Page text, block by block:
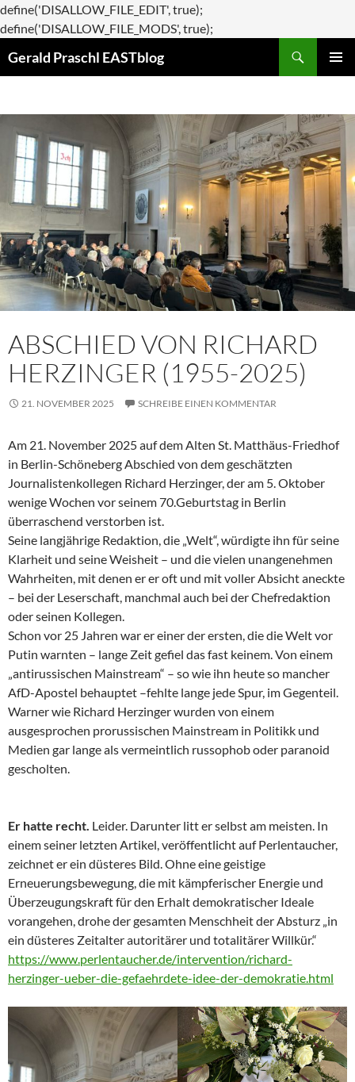
define('DISALLOW_FILE_EDIT', true);
define('DISALLOW_FILE_MODS', true);
Gerald Praschl EASTblog
ABSCHIED VON RICHARD
HERZINGER (1955-2025)
21. NOVEMBER 2025 SCHREIBE EINEN KOMMENTAR
Am 21. November 2025 auf dem Alten St. Matthäus-Friedhof
in Berlin-Schöneberg Abschied von dem geschätzten
Journalistenkollegen Richard Herzinger, der am 5. Oktober
wenige Wochen vor seinem 70.Geburtstag in Berlin
überraschend verstorben ist.
Seine langjährige Redaktion, die „Welt“, würdigte ihn für seine
Klarheit und seine Weisheit – und die vielen unangenehmen
Wahrheiten, mit denen er er oft und mit voller Absicht aneckte
– bei der Leserschaft, manchmal auch bei der Chefredaktion
oder seinen Kollegen.
Schon vor 25 Jahren war er einer der ersten, die die Welt vor
Putin warnten – lange Zeit gefiel das fast keinem. Von einem
„antirussischen Mainstream“ – so wie ihn heute so mancher
AfD-Apostel behauptet –fehlte lange jede Spur, im Gegenteil.
Warner wie Richard Herzinger wurden von einem
ausgesprochen prorussischen Mainstream in Politikk und
Medien gar lange als vermeintlich russophob oder paranoid
gescholten.
Er hatte recht. Leider. Darunter litt er selbst am meisten. In
einem seiner letzten Artikel, veröffentlicht auf Perlentaucher,
zeichnet er ein düsteres Bild. Ohne eine geistige
Erneuerungsbewegung, die mit kämpferischer Energie und
Überzeugungskraft für den Erhalt demokratischer Ideale
vorangehen, drohe der gesamten Menschheit der Absturz „in
ein düsteres Zeitalter autoritärer und totalitärer Willkür.“
https://www.perlentaucher.de/intervention/richard-
herzinger-ueber-die-gefaehrdete-idee-der-demokratie.html